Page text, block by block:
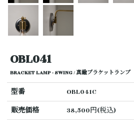
OBL041
BRACKET LAMP - SWING / 真鍮ブラケットランプ
型番
OBL041C
販売価格
38,500円(税込)